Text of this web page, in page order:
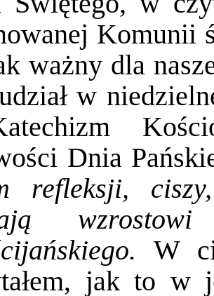
Komunii
ważny dla
w
Dnia
refleksji,
W
jak to w